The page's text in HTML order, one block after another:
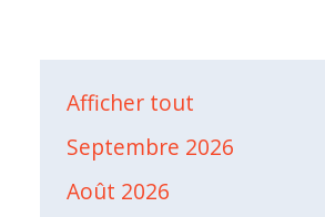
Afficher tout
Septembre 2026
Août 2026